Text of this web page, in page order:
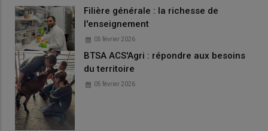
Filière générale : la richesse de
l'enseignement
05 février 2026
BTSA ACS'Agri : répondre aux besoins
du territoire
05 février 2026